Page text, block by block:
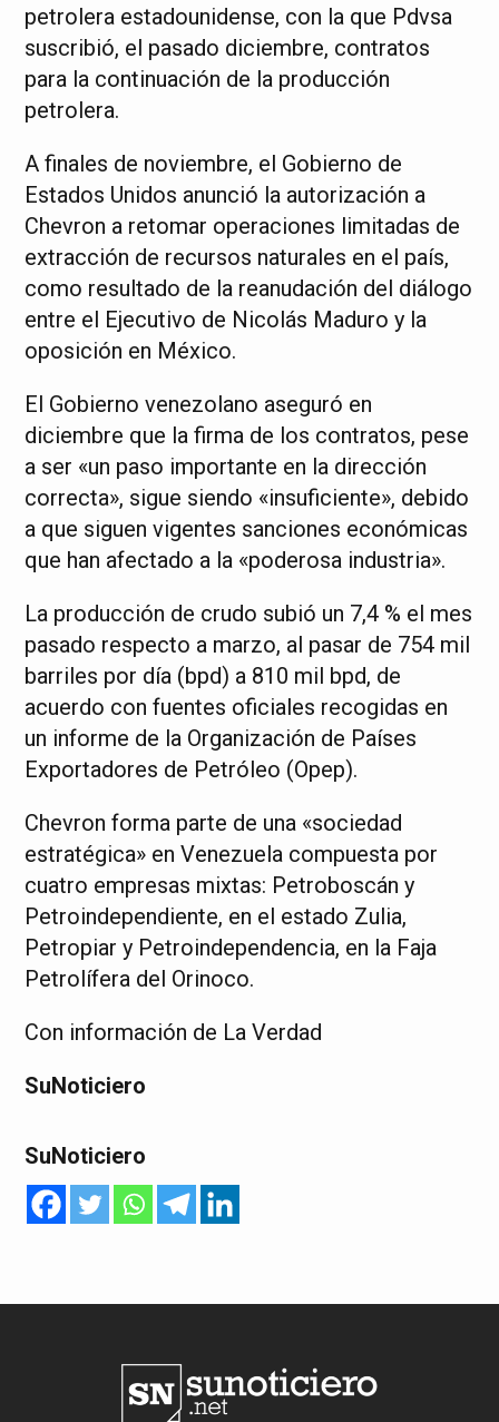
petrolera estadounidense, con la que Pdvsa
suscribió, el pasado diciembre, contratos
para la continuación de la producción
petrolera.
A finales de noviembre, el Gobierno de
Estados Unidos anunció la autorización a
Chevron a retomar operaciones limitadas de
extracción de recursos naturales en el país,
como resultado de la reanudación del diálogo
entre el Ejecutivo de Nicolás Maduro y la
oposición en México.
El Gobierno venezolano aseguró en
diciembre que la firma de los contratos, pese
a ser «un paso importante en la dirección
correcta», sigue siendo «insuficiente», debido
a que siguen vigentes sanciones económicas
que han afectado a la «poderosa industria».
La producción de crudo subió un 7,4 % el mes
pasado respecto a marzo, al pasar de 754 mil
barriles por día (bpd) a 810 mil bpd, de
acuerdo con fuentes oficiales recogidas en
un informe de la Organización de Países
Exportadores de Petróleo (Opep).
Chevron forma parte de una «sociedad
estratégica» en Venezuela compuesta por
cuatro empresas mixtas: Petroboscán y
Petroindependiente, en el estado Zulia,
Petropiar y Petroindependencia, en la Faja
Petrolífera del Orinoco.
Con información de La Verdad
SuNoticiero
SuNoticiero